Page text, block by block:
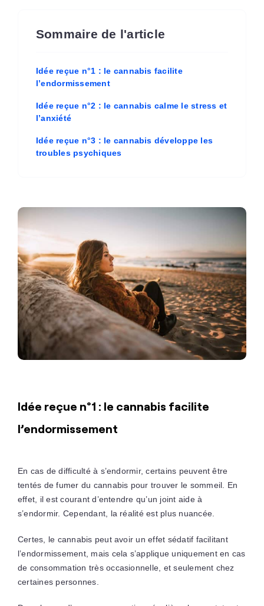
Sommaire de l'article
Idée reçue n°1 : le cannabis facilite
l’endormissement
Idée reçue n°2 : le cannabis calme le stress et
l’anxiété
Idée reçue n°3 : le cannabis développe les
troubles psychiques
Idée reçue n°1 : le cannabis facilite
l’endormissement
En cas de difficulté à s’endormir, certains peuvent être
tentés de fumer du cannabis pour trouver le sommeil. En
effet, il est courant d’entendre qu’un joint aide à
s’endormir. Cependant, la réalité est plus nuancée.
Certes, le cannabis peut avoir un effet sédatif facilitant
l’endormissement, mais cela s’applique uniquement en cas
de consommation très occasionnelle, et seulement chez
certaines personnes.